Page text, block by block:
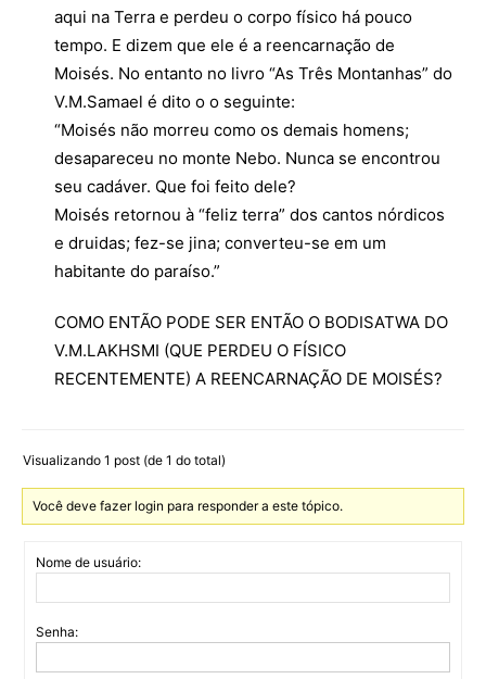
aqui na Terra e perdeu o corpo físico há pouco
tempo. E dizem que ele é a reencarnação de
Moisés. No entanto no livro “As Três Montanhas” do
V.M.Samael é dito o o seguinte:
“Moisés não morreu como os demais homens;
desapareceu no monte Nebo. Nunca se encontrou
seu cadáver. Que foi feito dele?
Moisés retornou à “feliz terra” dos cantos nórdicos
e druidas; fez-se jina; converteu-se em um
habitante do paraíso.”
COMO ENTÃO PODE SER ENTÃO O BODISATWA DO
V.M.LAKHSMI (QUE PERDEU O FÍSICO
RECENTEMENTE) A REENCARNAÇÃO DE MOISÉS?
Visualizando 1 post (de 1 do total)
Você deve fazer login para responder a este tópico.
Nome de usuário:
Senha: